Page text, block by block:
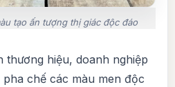
tạo ấn tượng thị giác độc đáo
thương hiệu, doanh nghiệp
chế các màu men độc